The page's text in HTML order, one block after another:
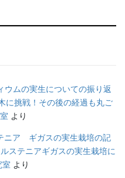
ウムの実生についての振り返
に挑戦！その後の経過も丸ご
より
ニア ギガスの実生栽培の記
ステニアギガスの実生栽培に
より